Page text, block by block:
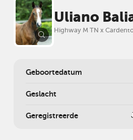
Uliano
Highway M TN x
Geboortedatum
Geslacht
Geregistreerde